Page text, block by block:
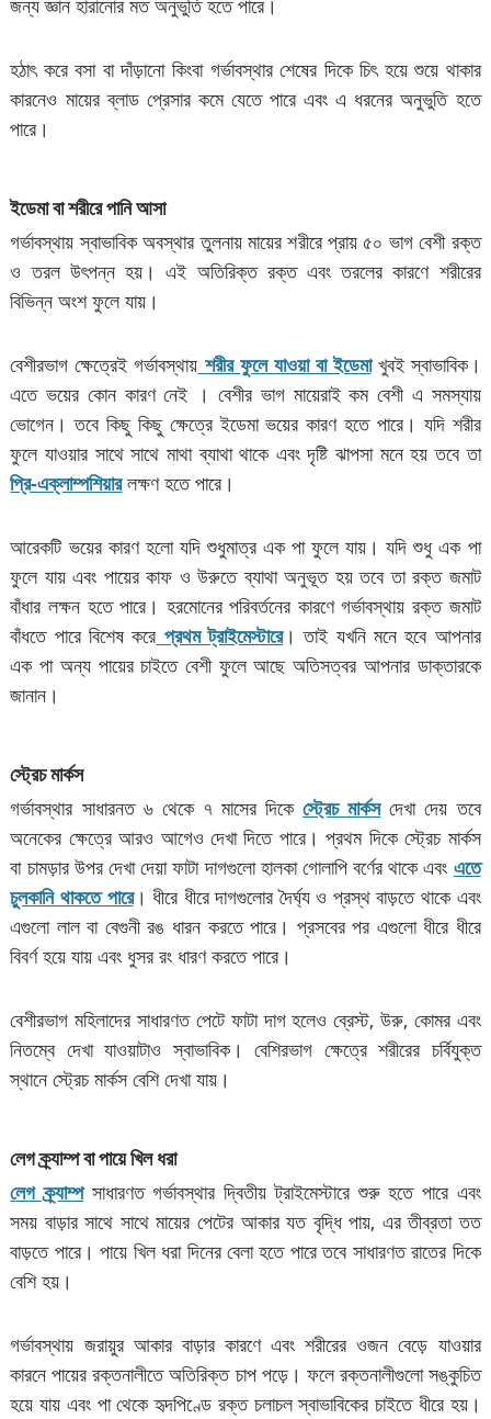
জন্য জ্ঞান হারানোর মত অনুভুতি হতে পারে।
হঠাৎ করে বসা বা দাঁড়ানো কিংবা গর্ভাবস্থার শেষের দিকে চিৎ হয়ে শুয়ে থাকার
কারনেও মায়ের ব্লাড প্রেসার কমে যেতে পারে এবং এ ধরনের অনুভুতি হতে
পারে।
ইডেমা বা শরীরে পানি আসা
গর্ভাবস্থায় স্বাভাবিক অবস্থার তুলনায় মায়ের শরীরে প্রায় ৫০ ভাগ বেশী রক্ত
ও তরল উৎপন্ন হয়। এই অতিরিক্ত রক্ত এবং তরলের কারণে শরীরের
বিভিন্ন অংশ ফুলে যায়।
বেশীরভাগ ক্ষেত্রেই গর্ভাবস্থায় শরীর ফুলে যাওয়া বা ইডেমাখুবই স্বাভাবিক।
এতে ভয়ের কোন কারণ নেই । বেশীর ভাগ মায়েরাই কম বেশী এ সমস্যায়
ভোগেন। তবে কিছু কিছু ক্ষেত্রে ইডেমা ভয়ের কারণ হতে পারে। যদি শরীর
ফুলে যাওয়ার সাথে সাথে মাথা ব্যাথা থাকে এবং দৃষ্টি ঝাপসা মনে হয় তবে তা
প্রি-এক্লাম্পশিয়ারলক্ষণ হতে পারে।
আরেকটি ভয়ের কারণ হলো যদি শুধুমাত্র এক পা ফুলে যায়। যদি শুধু এক পা
ফুলে যায় এবং পায়ের কাফ ও উরুতে ব্যাথা অনুভূত হয় তবে তা রক্ত জমাট
বাঁধার লক্ষন হতে পারে। হরমোনের পরিবর্তনের কারণে গর্ভাবস্থায় রক্ত জমাট
বাঁধতে পারে বিশেষ করে প্রথম ট্রাইমেস্টারে। তাই যখনি মনে হবে আপনার
এক পা অন্য পায়ের চাইতে বেশী ফুলে আছে অতিসত্বর আপনার ডাক্তারকে
জানান।
স্ট্রেচ মার্কস
গর্ভাবস্থার সাধারনত ৬ থেকে ৭ মাসের দিকেস্ট্রেচ মার্কসদেখা দেয় তবে
অনেকের ক্ষেত্রে আরও আগেও দেখা দিতে পারে। প্রথম দিকে স্ট্রেচ মার্কস
বা চামড়ার উপর দেখা দেয়া ফাটা দাগগুলো হালকা গোলাপি বর্ণের থাকে এবং এতে
চুলকানি থাকতে পারে। ধীরে ধীরে দাগগুলোর দৈর্ঘ্য ও প্রস্থ বাড়তে থাকে এবং
এগুলো লাল বা বেগুনী রঙ ধারন করতে পারে। প্রসবের পর এগুলো ধীরে ধীরে
বিবর্ণ হয়ে যায় এবং ধুসর রং ধারণ করতে পারে।
বেশীরভাগ মহিলাদের সাধারণত পেটে ফাটা দাগ হলেও ব্রেস্ট, উরু, কোমর এবং
নিতম্বে দেখা যাওয়াটাও স্বাভাবিক। বেশিরভাগ ক্ষেত্রে শরীরের চর্বিযুক্ত
স্থানে স্ট্রেচ মার্কস বেশি দেখা যায়।
লেগ ক্র্যাম্প বা পায়ে খিল ধরা
লেগ ক্র্যাম্পসাধারণত গর্ভাবস্থার দ্বিতীয় ট্রাইমেস্টারে শুরু হতে পারে এবং
সময় বাড়ার সাথে সাথে মায়ের পেটের আকার যত বৃদ্ধি পায়, এর তীব্রতা তত
বাড়তে পারে। পায়ে খিল ধরা দিনের বেলা হতে পারে তবে সাধারণত রাতের দিকে
বেশি হয়।
গর্ভাবস্থায় জরায়ুর আকার বাড়ার কারণে এবং শরীরের ওজন বেড়ে যাওয়ার
কারনে পায়ের রক্তনালীতে অতিরিক্ত চাপ পড়ে। ফলে রক্তনালীগুলো সঙ্কুচিত
হয়ে যায় এবং পা থেকে হৃদপিণ্ডে রক্ত চলাচল স্বাভাবিকের চাইতে ধীরে হয়।